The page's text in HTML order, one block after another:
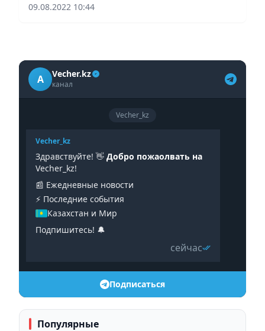
09.08.2022 10:44
A Vecher.kz
канал
Vecher_kz
Vecher_kz
Здравствуйте! 👋 Добро пожаолвать на
Vecher_kz!
📰 Ежедневные новости
⚡️ Последние события
Казахстан и Мир
Подпишитесь! 🔔
сейчас
Подписаться
Популярные